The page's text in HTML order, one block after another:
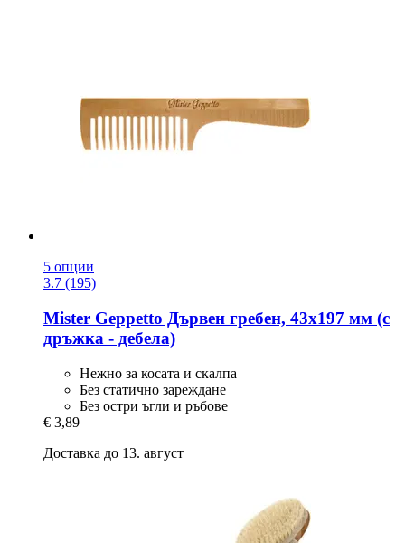
5 опции
3.7 (195)
Mister Geppetto Дървен гребен, 43x197 мм (с
дръжка -​ дебела)
Нежно за косата и скалпа
Без статично зареждане
Без остри ъгли и ръбове
€ 3,89
Доставка до 13. август